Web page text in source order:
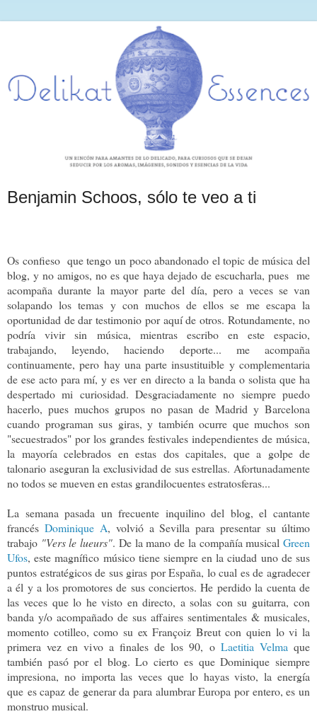
Benjamin Schoos, sólo te veo a ti
Os confieso que tengo un poco abandonado el topic de música del
blog, y no amigos, no es que haya dejado de escucharla, pues me
acompaña durante la mayor parte del día, pero a veces se van
solapando los temas y con muchos de ellos se me escapa la
oportunidad de dar testimoniopor aquí de otros.Rotundamente, no
podría vivir sin música, mientras escribo en este espacio,
trabajando, leyendo, haciendo deporte... me acompaña
continuamente, pero hay una parte insustituible y complementaria
de ese acto para mí, y es ver en directo a la banda o solista que ha
despertado mi curiosidad. Desgraciadamente no siempre puedo
hacerlo, pues muchos grupos no pasan de Madrid y Barcelona
cuando programan sus giras, y también ocurre que muchos son
"secuestrados" por los grandes festivales independientes de música,
la mayoría celebrados en estas dos capitales, que a golpe de
talonario aseguran la exclusividad de sus estrellas. Afortunadamente
no todos se mueven en estas grandilocuentes estratosferas...
La semana pasada un frecuente inquilino del blog, el cantante
francés Dominique A, volvió a Sevilla para presentar su último
trabajo "Vers le lueurs". De la mano de la compañía musicalGreen
Ufos, este magnífico músico tiene siempre en la ciudad uno de sus
puntos estratégicos de sus giras por España, lo cual es de agradecer
a él y a los promotores de sus conciertos. He perdido la cuenta de
las veces que lo he visto en directo, a solas con su guitarra, con
banda y/o acompañado de sus affaires sentimentales & musicales,
momento cotilleo, como su ex Françoiz Breut con quien lo vi la
primera vez en vivo a finales de los 90, o Laetitia Velma que
también pasó por el blog. Lo cierto es que Dominique siempre
impresiona, no importa las veces que lo hayas visto, la energía
que es capaz de generar da para alumbrar Europa por entero, es un
monstruo musical.